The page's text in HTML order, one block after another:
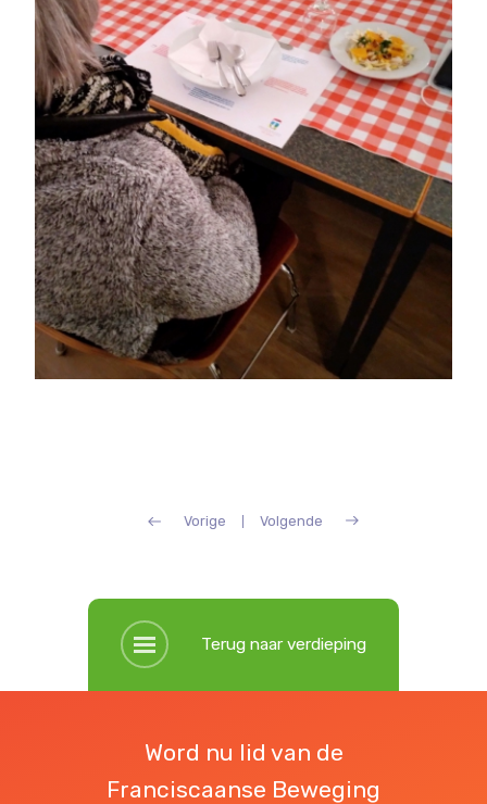
Vorige Volgende
Terug naar verdieping
Word nu lid van de
Franciscaanse Beweging